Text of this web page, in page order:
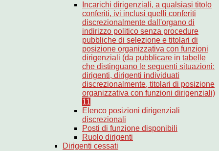
Incarichi dirigenziali, a qualsiasi titolo
conferiti, ivi inclusi quelli conferiti
discrezionalmente dall'organo di
indirizzo politico senza procedure
pubbliche di selezione e titolari di
posizione organizzativa con funzioni
dirigenziali (da pubblicare in tabelle
che distinguano le seguenti situazioni:
dirigenti, dirigenti individuati
discrezionalmente, titolari di posizione
organizzativa con funzioni dirigenziali)
11
Elenco posizioni dirigenziali
discrezionali
Posti di funzione disponibili
Ruolo dirigenti
Dirigenti cessati